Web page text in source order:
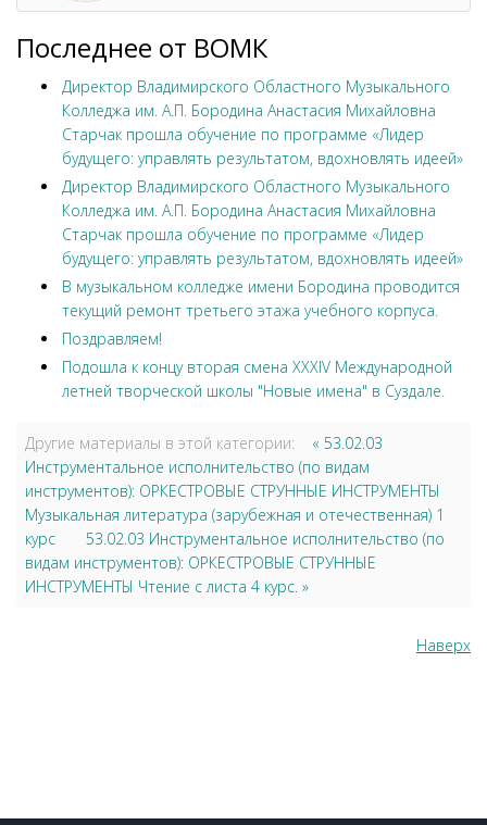
Последнее от ВОМК
Директор Владимирского Областного Музыкального
Колледжа им. А.П. Бородина Анастасия Михайловна
Старчак прошла обучение по программе «Лидер
будущего: управлять результатом, вдохновлять идеей»
Директор Владимирского Областного Музыкального
Колледжа им. А.П. Бородина Анастасия Михайловна
Старчак прошла обучение по программе «Лидер
будущего: управлять результатом, вдохновлять идеей»
В музыкальном колледже имени Бородина проводится
текущий ремонт третьего этажа учебного корпуса.
Поздравляем!
Подошла к концу вторая смена XXXIV Международной
летней творческой школы "Новые имена" в Суздале.
Другие материалы в этой категории:
« 53.02.03
Инструментальное исполнительство (по видам
инструментов): ОРКЕСТРОВЫЕ СТРУННЫЕ ИНСТРУМЕНТЫ
Музыкальная литература (зарубежная и отечественная) 1
курс
53.02.03 Инструментальное исполнительство (по
видам инструментов): ОРКЕСТРОВЫЕ СТРУННЫЕ
ИНСТРУМЕНТЫ Чтение с листа 4 курс. »
Наверх